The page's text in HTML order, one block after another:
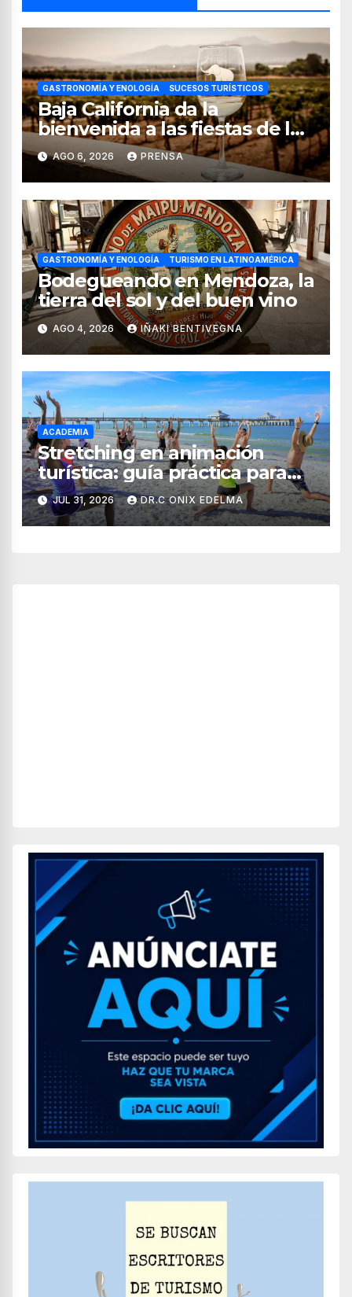
GASTRONOMÍA Y ENOLOGÍA SUCESOS TURÍSTICOS
Baja California da la
bienvenida a las fiestas de la
vendimia 2026
AGO 6, 2026 PRENSA
GASTRONOMÍA Y ENOLOGÍA TURISMO EN LATINOAMÉRICA
Bodegueando en Mendoza, la
tierra del sol y del buen vino
AGO 4, 2026 IÑAKI BENTIVEGNA
ACADEMIA
Stretching en animación
turística: guía práctica para
crear experiencias de
bienestar en hoteles
JUL 31, 2026 DR.C ONIX EDELMA